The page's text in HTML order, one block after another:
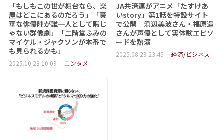
「もしもこの世が舞台なら、楽
屋はどこにあるのだろう」「豪
華な俳優陣が誰一人として暇じ
ゃない群像劇」「二階堂ふみの
マイケル・ジャクソンが本番で
も見られるかも」
2025.10.23 10:09 エンタメ
JA共済連がアニメ「たすけあ
いstory」第1話を特設サイト
で公開 浜辺美波さん・福原遥
さんが声優として実体験エピソ
ードを熱演
2025.08.29 23:45 経済/ビジネス